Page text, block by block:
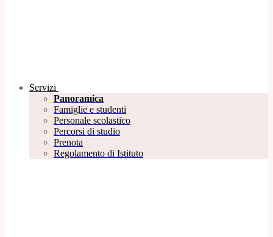
Servizi
Panoramica
Famiglie e studenti
Personale scolastico
Percorsi di studio
Prenota
Regolamento di Istituto